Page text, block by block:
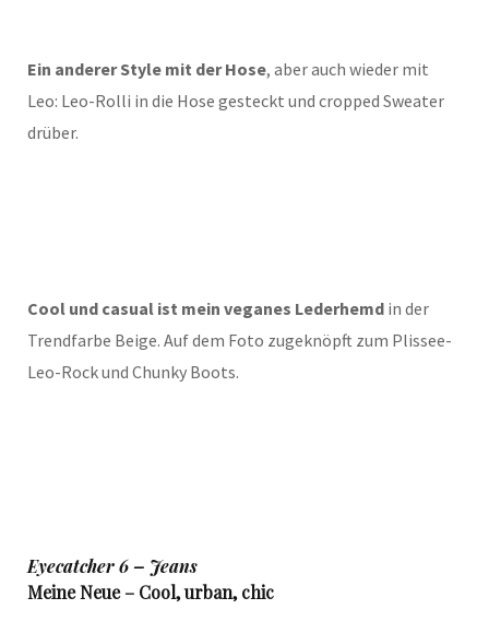
Ein anderer Style mit der Hose, aber auch wieder mit
Leo: Leo-Rolli in die Hose gesteckt und cropped Sweater
drüber.
Cool und casual ist mein veganes Lederhemd in der
Trendfarbe Beige. Auf dem Foto zugeknöpft zum Plissee-
Leo-Rock und Chunky Boots.
Eyecatcher 6 – Jeans
Meine Neue – Cool, urban, chic